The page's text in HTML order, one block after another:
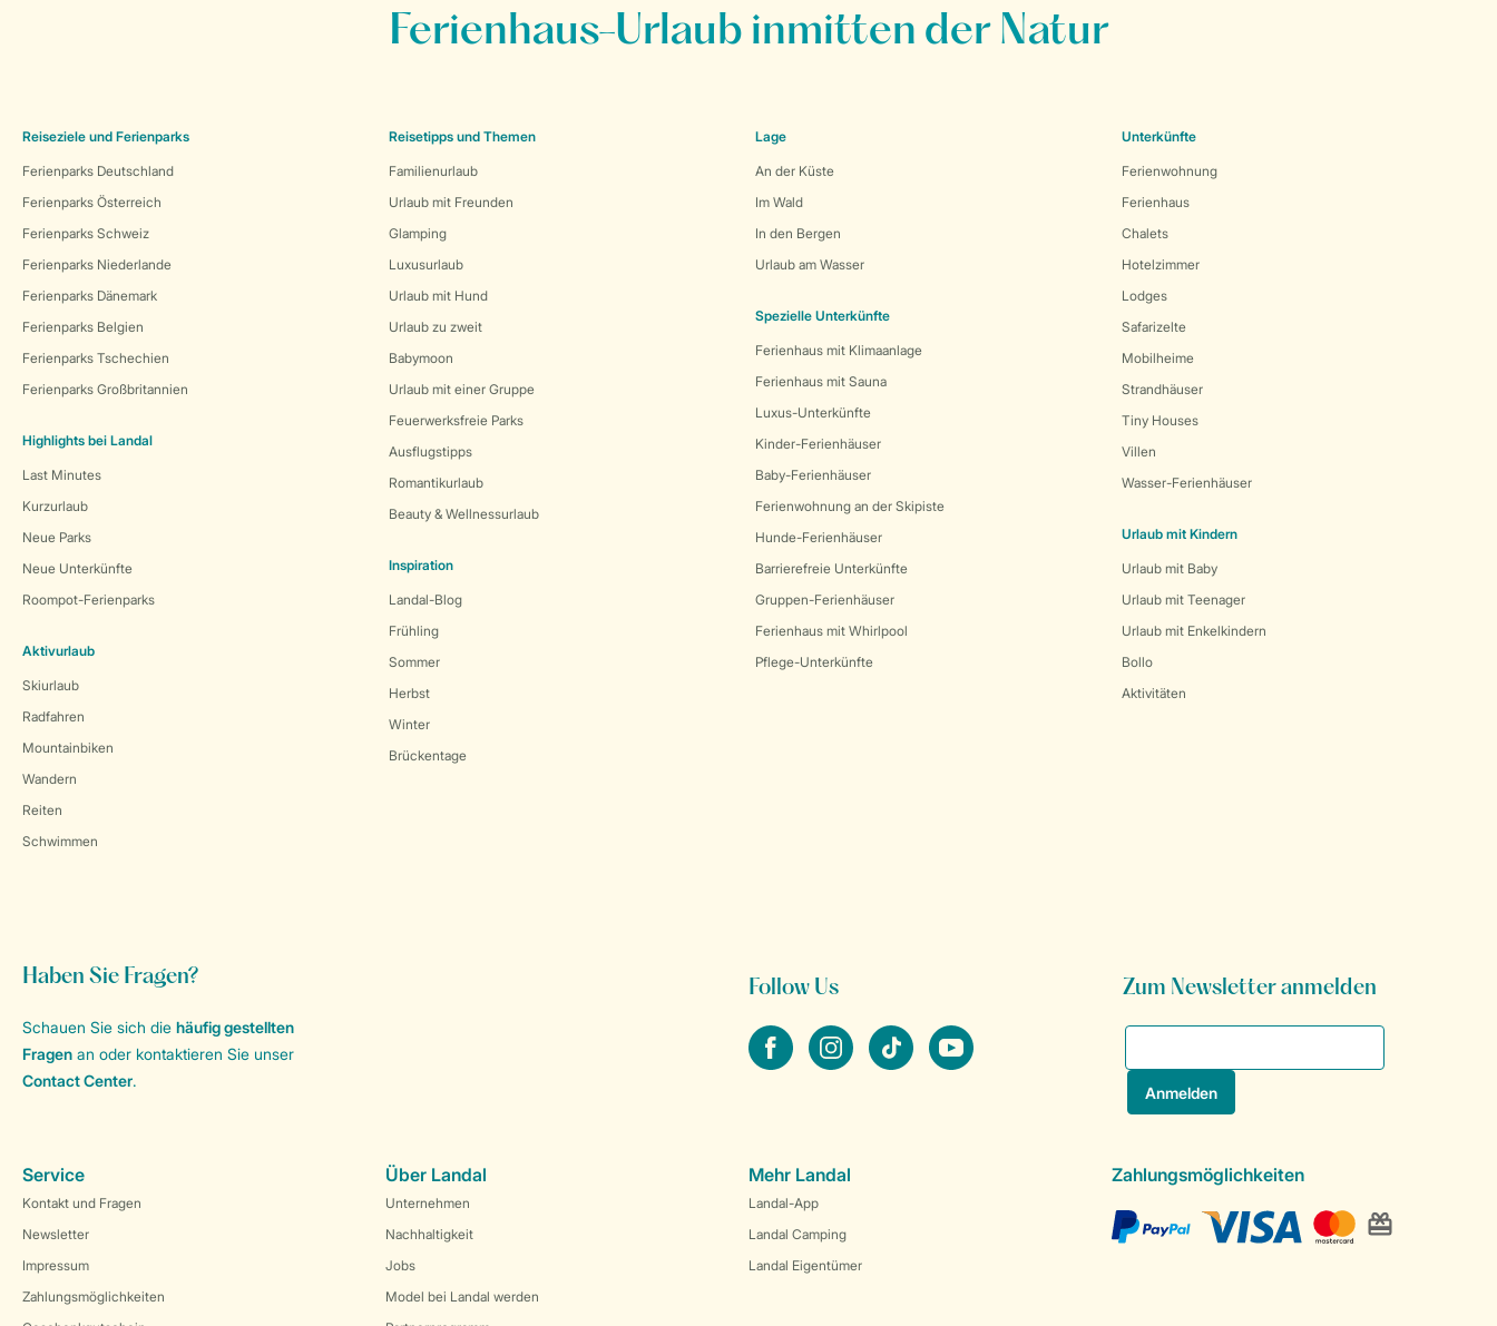
Ferienhaus-Urlaub inmitten der Natur
Reiseziele und Ferienparks
Ferienparks Deutschland
Ferienparks Österreich
Ferienparks Schweiz
Ferienparks Niederlande
Ferienparks Dänemark
Ferienparks Belgien
Ferienparks Tschechien
Ferienparks Großbritannien
Highlights bei Landal
Last Minutes
Kurzurlaub
Neue Parks
Neue Unterkünfte
Roompot-Ferienparks
Aktivurlaub
Skiurlaub
Radfahren
Mountainbiken
Wandern
Reiten
Schwimmen
Reisetipps und Themen
Familienurlaub
Urlaub mit Freunden
Glamping
Luxusurlaub
Urlaub mit Hund
Urlaub zu zweit
Babymoon
Urlaub mit einer Gruppe
Feuerwerksfreie Parks
Ausflugstipps
Romantikurlaub
Beauty & Wellnessurlaub
Inspiration
Landal-Blog
Frühling
Sommer
Herbst
Winter
Brückentage
Lage
An der Küste
Im Wald
In den Bergen
Urlaub am Wasser
Spezielle Unterkünfte
Ferienhaus mit Klimaanlage
Ferienhaus mit Sauna
Luxus-Unterkünfte
Kinder-Ferienhäuser
Baby-Ferienhäuser
Ferienwohnung an der Skipiste
Hunde-Ferienhäuser
Barrierefreie Unterkünfte
Gruppen-Ferienhäuser
Ferienhaus mit Whirlpool
Pflege-Unterkünfte
Unterkünfte
Ferienwohnung
Ferienhaus
Chalets
Hotelzimmer
Lodges
Safarizelte
Mobilheime
Strandhäuser
Tiny Houses
Villen
Wasser-Ferienhäuser
Urlaub mit Kindern
Urlaub mit Baby
Urlaub mit Teenager
Urlaub mit Enkelkindern
Bollo
Aktivitäten
Haben Sie Fragen?
Schauen Sie sich die häufig gestellten
Fragen an oder kontaktieren Sie unser
Contact Center.
Follow Us
facebookinstagramtiktok youtube
Zum Newsletter anmelden
Service
Kontakt und Fragen
Newsletter
Impressum
Zahlungsmöglichkeiten
Über Landal
Unternehmen
Nachhaltigkeit
Jobs
Model bei Landal werden
Mehr Landal
Landal-App
Landal Camping
Landal Eigentümer
Zahlungsmöglichkeiten